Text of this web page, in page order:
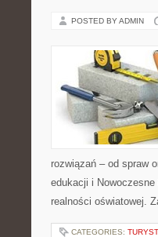
POSTED BY ADMIN
rozwiązań – od spraw
edukacji i
realności oświatowej.
CATEGORIES: